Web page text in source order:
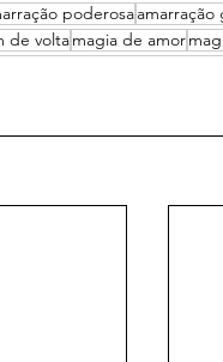
poderosaamarração
de voltamagia de amor